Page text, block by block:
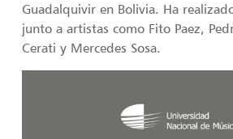
Guadalquivir en Bolivia. Ha
junto a artistas como Fito Paez,
Cerati y Mercedes Sosa.